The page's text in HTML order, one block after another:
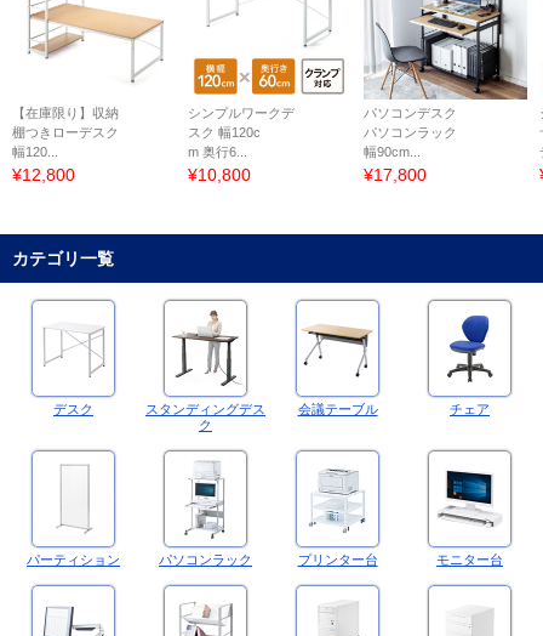
【在庫限り】収納
棚つきローデスク
幅120...
¥12,800
シンプルワークデ
スク 幅120c
m 奥行6...
¥10,800
パソコンデスク
パソコンラック
幅90cm...
¥17,800
カテゴリ一覧
デスク
スタンディングデス
ク
会議テーブル チェア
パーティション パソコンラック プリンター台 モニター台